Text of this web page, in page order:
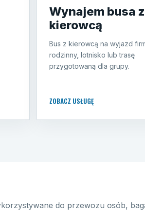
Wynajem busa z
kierowcą
Bus z kierowcą na wyjazd
rodzinny, lotnisko lub trasę
przygotowaną dla grupy.
ZOBACZ USŁUGĘ
do przewozu osób,